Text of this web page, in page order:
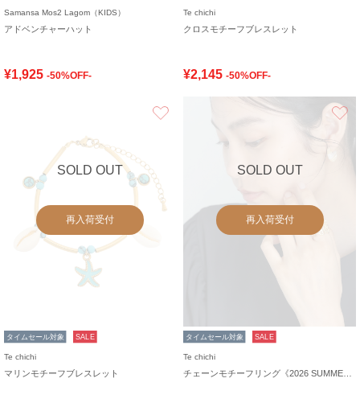
Samansa Mos2 Lagom（KIDS）
アドベンチャーハット
¥1,925 -50%OFF-
Te chichi
クロスモチーフブレスレット
¥2,145 -50%OFF-
SOLD OUT
再入荷受付
タイムセール対象 SALE
Te chichi
マリンモチーフブレスレット
SOLD OUT
再入荷受付
タイムセール対象 SALE
Te chichi